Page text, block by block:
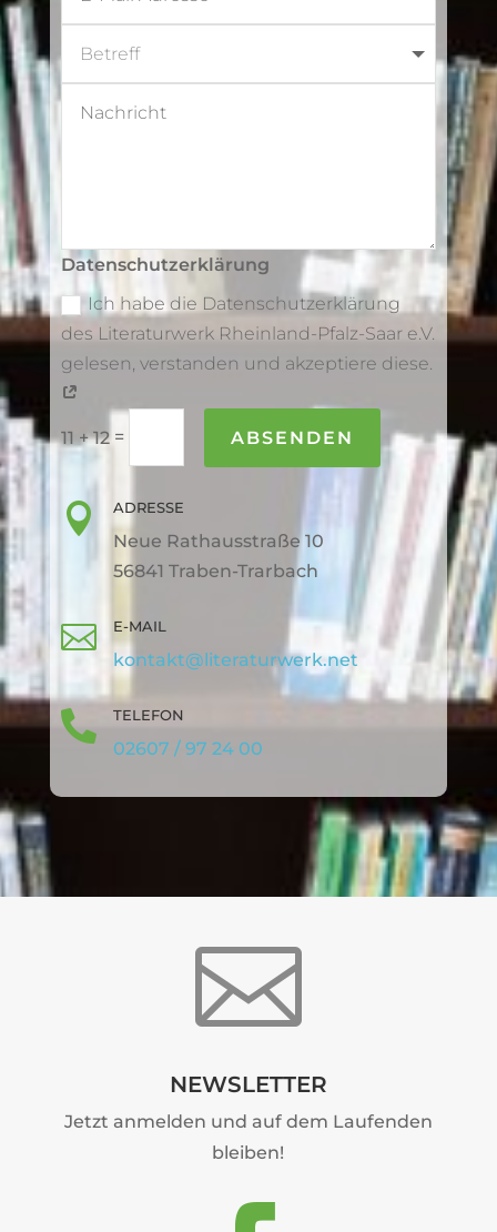
Datenschutzerklärung
Ich habe die Datenschutzerklärung
des Literaturwerk Rheinland-Pfalz-Saar e.V.
gelesen, verstanden und akzeptiere diese.
11 + 12= ABSENDEN
 ADRESSE
Neue Rathausstraße 10
56841 Traben-Trarbach
 E-MAIL
kontakt@literaturwerk.net
 TELEFON
02607 / 97 24 00

NEWSLETTER
Jetzt anmelden und auf dem Laufenden
bleiben!